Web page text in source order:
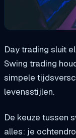
Day trading sluit
Swing trading
simpele
levensstijlen.
De keuze tussen
alles: je